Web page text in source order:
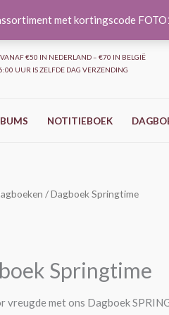
met kortingscode
€50 IN NEDERLAND – €70 IN BELGIË
UUR IS ZELFDE DAG VERZENDING
NOTITIEBOEK
/ Dagboek Springtime
Springtime
vreugde met ons Dagboek